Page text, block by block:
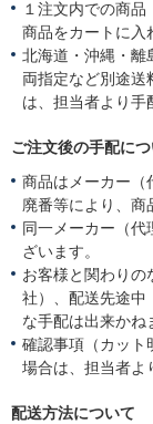
１注文内での商
商品をカートに入
北海道・沖縄・離
両指定など別途送
は、担当者より手
ご注文後の手配に
商品はメーカー（
廃番等により、商
同一メーカー（代
ざいます。
お客様と関わりの
社）、配送先途中
な手配は出来かね
確認事項（カット
場合は、担当者よ
配送方法について